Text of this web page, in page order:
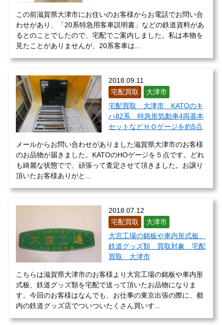
この前滋賀県大津市にお住いのお客様からお電話でお問い合
わせがあり、「20系特急用客車説明書」などの鉄道資料があ
るとのことでしたので、宅配でご案内しました。私は本物を
見たことがありませんが、20系客車は...
2018.09.11
宅配買取
大津市
宅配買取 大津市 KATOのキ
ハ82系 特急形気動車4両基本
セットなどＨＯゲージを約5点
メールからお問い合わせがありました滋賀県大津市のお客様
のお品物が届きました。KATOのHOゲージを５点です。どれ
も綺麗な状態でで、頑張って査定させて頂きました。お譲り
頂いたお客様ありがと...
2018.07.12
宅配買取
大津市
大宮工場の銘板や車内形式板、
鉄道グッズ類 買取対象 宅配
買取 大津市
こちらは滋賀県大津市のお客様より大宮工場の銘板や車内形
式板、鉄道グッズ類を宅配で送って頂いたお品物になりま
す。今回のお客様はなんでも、お仕事の東京出張の際に、都
内の鉄道グッズ店でついついたくさん買いす...